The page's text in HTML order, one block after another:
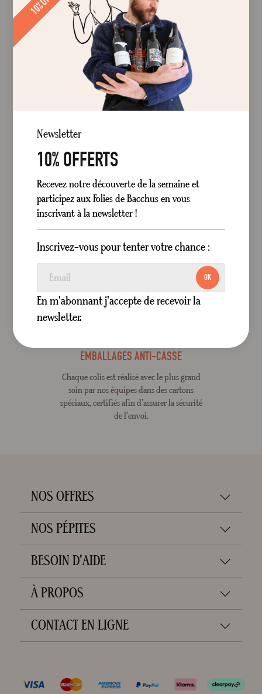
VIGNERON & CAVISTE
LES VIGNOBLES VILLEBOIS
En tant que vigneron, notre objectif est de
mettre en avant le savoir-faire Français et la
beauté de nos terroirs à travers un circuit
court, du producteur aux consommateurs.
100% DES VINS
DÉGUSTÉS ET APPROUVÉS
Tous nos vins sont sélectionnés suite à une
dégustation et une notation. Chaque vin
sélectionné sera re-dégusté plusieurs fois
EMBALLAGES ANTI-CASSE
Chaque colis est réalisé avec le plus grand
soin par nos équipes dans des cartons
spéciaux, certifiés afin d’assurer la sécurité
de l’envoi.
NOS OFFRES
NOS PÉPITES
BESOIN D'AIDE
À PROPOS
CONTACT EN LIGNE
Newsletter
10% OFFERTS
Recevez notre découverte de la semaine et
participez aux Folies de Bacchus en vous
inscrivant à la newsletter !
Inscrivez-vous pour tenter votre chance :
OK
En m'abonnant j'accepte de recevoir la
newsletter.